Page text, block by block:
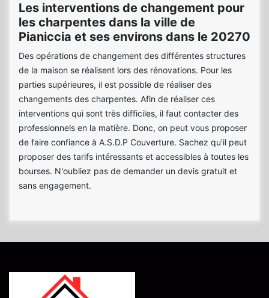
Les interventions de changement pour
les charpentes dans la ville de
Pianiccia et ses environs dans le 20270
Des opérations de changement des différentes structures
de la maison se réalisent lors des rénovations. Pour les
parties supérieures, il est possible de réaliser des
changements des charpentes. Afin de réaliser ces
interventions qui sont très difficiles, il faut contacter des
professionnels en la matière. Donc, on peut vous proposer
de faire confiance à A.S.D.P Couverture. Sachez qu'il peut
proposer des tarifs intéressants et accessibles à toutes les
bourses. N'oubliez pas de demander un devis gratuit et
sans engagement.